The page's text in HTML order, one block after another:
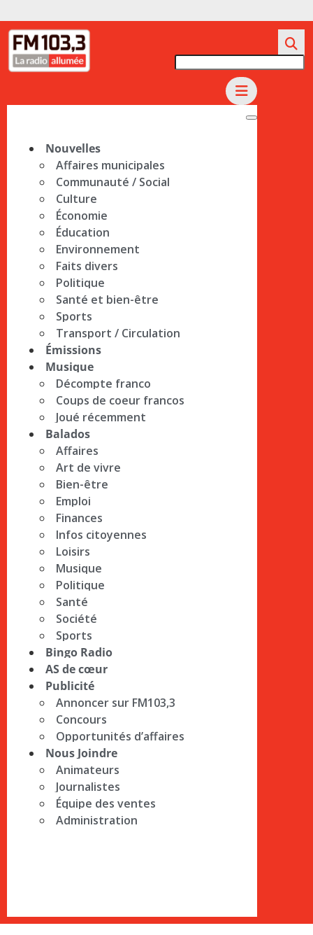
Nouvelles
Affaires municipales
Communauté / Social
Culture
Économie
Éducation
Environnement
Faits divers
Politique
Santé et bien-être
Sports
Transport / Circulation
Émissions
Musique
Décompte franco
Coups de coeur francos
Joué récemment
Balados
Affaires
Art de vivre
Bien-être
Emploi
Finances
Infos citoyennes
Loisirs
Musique
Politique
Santé
Société
Sports
Bingo Radio
AS de cœur
Publicité
Annoncer sur FM103,3
Concours
Opportunités d’affaires
Nous Joindre
Animateurs
Journalistes
Équipe des ventes
Administration